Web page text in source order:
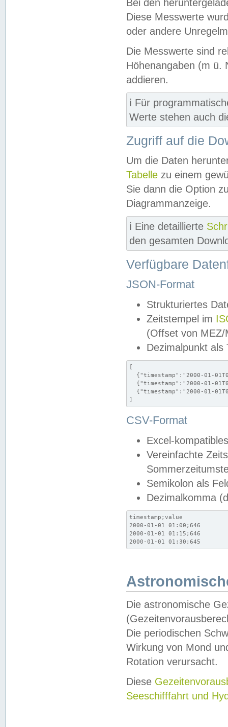
Bei den
Diese Messwerte
oder andere
Die Messwerte sind
Höhenangaben (m ü.
addieren.
ℹ️ Für
Werte stehen auch
Zugriff auf die
Um die Daten
Tabelle zu einem
Sie dann die Option
Diagrammanzeige.
ℹ️ Eine detaillierte
den gesamten
Verfügbare
JSON-Format
Strukturiertes
Zeitstempel im
(Offset von MEZ/
Dezimalpunkt als
[
{"timestamp":"2000-01-
{"timestamp":"2000-01-
{"timestamp":"2000-01-
]
CSV-Format
Excel-
Vereinfachte
Semikolon als
Dezimalkomma
timestamp;value
2000-01-01 01:00;646
2000-01-01 01:15;646
2000-01-01 01:30;645
Die astronomische
Die periodischen
Wirkung von Mond
Rotation verursacht.
Diese
Seeschifffahrt und